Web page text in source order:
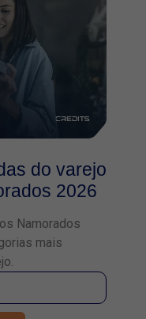
do varejo
2026
Namorados
mais